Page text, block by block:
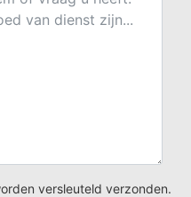
versleuteld verzonden.